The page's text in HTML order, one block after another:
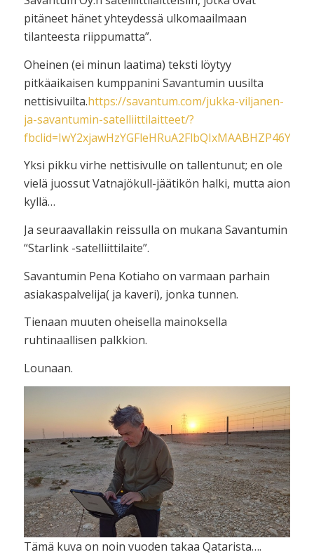
pitäneet hänet yhteydessä ulkomaailmaan
tilanteesta riippumatta”.
Oheinen (ei minun laatima) teksti löytyy
pitkäaikaisen kumppanini Savantumin uusilta
nettisivuilta.https://savantum.com/jukka-viljanen-
ja-savantumin-satelliittilaitteet/?
Yksi pikku virhe nettisivulle on tallentunut; en ole
vielä juossut Vatnajökull-jäätikön halki, mutta aion
kyllä…
Ja seuraavallakin reissulla on mukana Savantumin
“Starlink -satelliittilaite”.
Savantumin Pena Kotiaho on varmaan parhain
asiakaspalvelija( ja kaveri), jonka tunnen.
Tienaan muuten oheisella mainoksella
ruhtinaallisen palkkion.
Lounaan.
Tämä kuva on noin vuoden takaa Qatarista….